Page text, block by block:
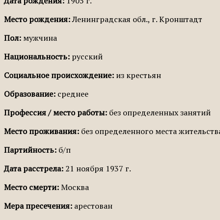
Место рождения:Ленинградская обл., г. Кронштадт
Пол: мужчина
Национальность: русский
Социальное происхождение: из крестьян
Образование: среднее
Профессия / место работы: без определенных занятий
Место проживания: без определенного места
Партийность: б/п
Дата расстрела: 21 ноября 1937 г.
Место смерти:Москва
Мера пресечения: арестован